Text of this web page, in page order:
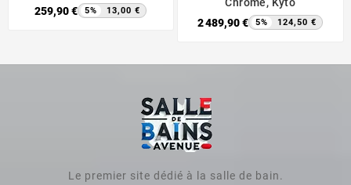
259,90 €
5% 13,00 €
Chrome, Kyto
2 489,90 €
5% 124,50 €
Le premier site dédié à la salle de bain.